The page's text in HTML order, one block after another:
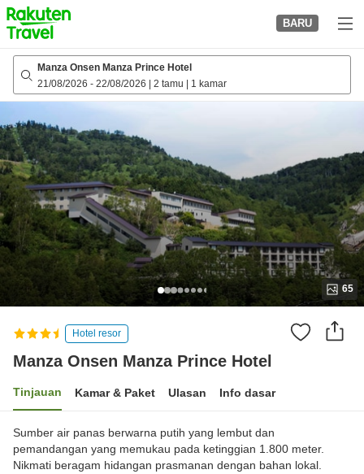
to
top
page
BARU
Manza Onsen Manza Prince Hotel
21/08/2026 - 22/08/2026 2 tamu 1 kamar
65
Hotel resor
Manza Onsen Manza Prince Hotel
Tinjauan Kamar & Paket Ulasan Info dasar
Sumber air panas berwarna putih yang lembut dan
pemandangan yang memukau pada ketinggian 1.800 meter.
Nikmati beragam hidangan prasmanan dengan bahan lokal.